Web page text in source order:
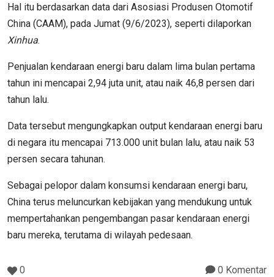
Hal itu berdasarkan data dari Asosiasi Produsen Otomotif
China (CAAM), pada Jumat (9/6/2023), seperti dilaporkan
Xinhua.
Penjualan kendaraan energi baru dalam lima bulan pertama
tahun ini mencapai 2,94 juta unit, atau naik 46,8 persen dari
tahun lalu.
Data tersebut mengungkapkan output kendaraan energi baru
di negara itu mencapai 713.000 unit bulan lalu, atau naik 53
persen secara tahunan.
Sebagai pelopor dalam konsumsi kendaraan energi baru,
China terus meluncurkan kebijakan yang mendukung untuk
mempertahankan pengembangan pasar kendaraan energi
baru mereka, terutama di wilayah pedesaan.
0 0 Komentar